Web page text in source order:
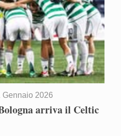
Gennaio 2026
arriva il Celtic